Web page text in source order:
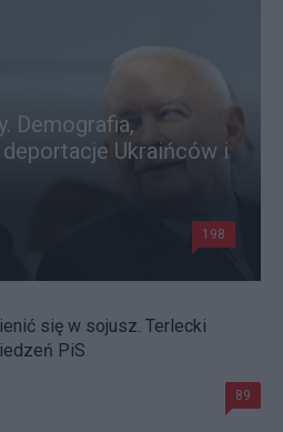
Demografia,
deportacje Ukraińców i
198
się w sojusz. Terlecki
PiS
89